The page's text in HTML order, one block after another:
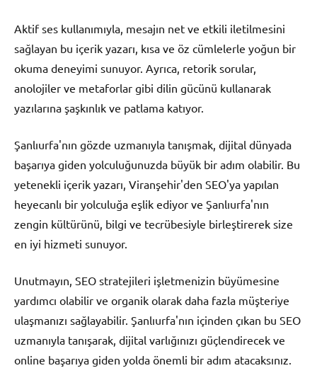
Aktif ses kullanımıyla, mesajın net ve etkili iletilmesini
sağlayan bu içerik yazarı, kısa ve öz cümlelerle yoğun bir
okuma deneyimi sunuyor. Ayrıca, retorik sorular,
anolojiler ve metaforlar gibi dilin gücünü kullanarak
yazılarına şaşkınlık ve patlama katıyor.
Şanlıurfa'nın gözde uzmanıyla tanışmak, dijital dünyada
başarıya giden yolculuğunuzda büyük bir adım olabilir. Bu
yetenekli içerik yazarı, Viranşehir'den SEO'ya yapılan
heyecanlı bir yolculuğa eşlik ediyor ve Şanlıurfa'nın
zengin kültürünü, bilgi ve tecrübesiyle birleştirerek size
en iyi hizmeti sunuyor.
Unutmayın, SEO stratejileri işletmenizin büyümesine
yardımcı olabilir ve organik olarak daha fazla müşteriye
ulaşmanızı sağlayabilir. Şanlıurfa'nın içinden çıkan bu SEO
uzmanıyla tanışarak, dijital varlığınızı güçlendirecek ve
online başarıya giden yolda önemli bir adım atacaksınız.